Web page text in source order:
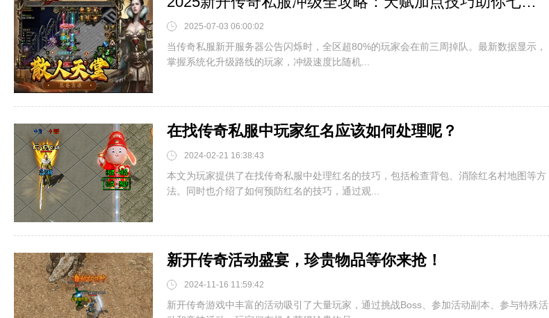
2025-07-03 06:00:02
当传奇私服新开服务器公告闪烁时，全区超80%的玩家会在前三周掉队。最新数据显示，
掌握系统化升级路线的玩家，冲级速度比随机...
在找传奇私服中玩家红名应该如何处理呢？
2024-02-21 16:38:43
本文为玩家提供了在找传奇私服中处理红名的技巧，包括检查背包、消除红名村地图等方
法。同时也介绍了如何预防红名的技巧，通过观...
新开传奇活动盛宴，珍贵物品等你来抢！
2024-11-16 11:59:42
新开传奇游戏中丰富的活动吸引了大量玩家，通过挑战Boss、参加活动副本、参与特殊活